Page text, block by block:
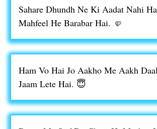
Sahare Dhundh Ne Ki Aadat Nahi
Mahfeel He Barabar Hai. 🤛
Ham Vo Hai Jo Aakho Me Aakh
Jaam Lete Hai. 😇